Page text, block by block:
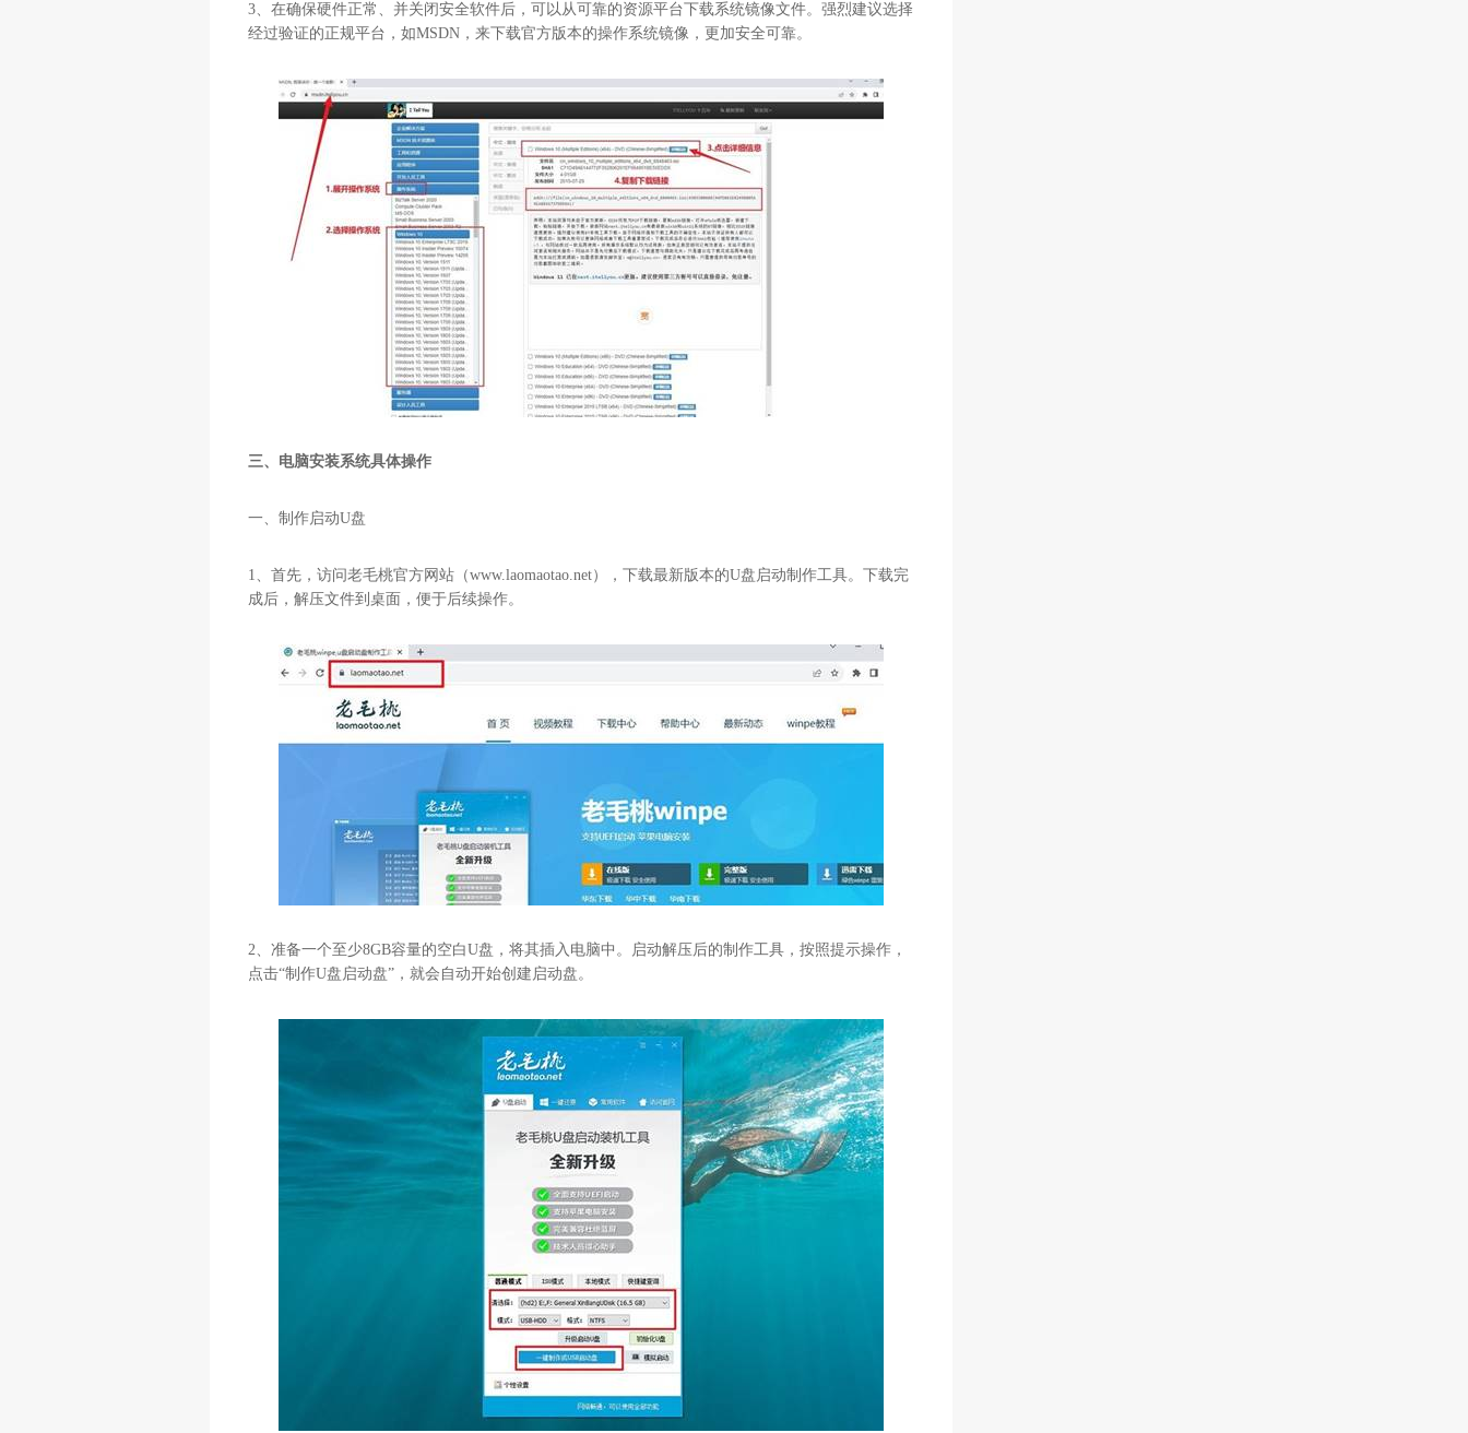
3、在确保硬件正常、并关闭安全软件后，可以从可靠的资源平台下载系统镜像文件。强烈建议选择
经过验证的正规平台，如MSDN，来下载官方版本的操作系统镜像，更加安全可靠。
三、电脑安装系统具体操作
一、制作启动U盘
1、首先，访问老毛桃官方网站（www.laomaotao.net），下载最新版本的U盘启动制作工具。下载完
成后，解压文件到桌面，便于后续操作。
2、准备一个至少8GB容量的空白U盘，将其插入电脑中。启动解压后的制作工具，按照提示操作，
点击“制作U盘启动盘”，就会自动开始创建启动盘。